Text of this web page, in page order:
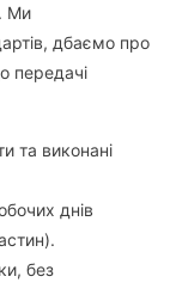
Ми
дбаємо про
передачі
та виконані
днів
без